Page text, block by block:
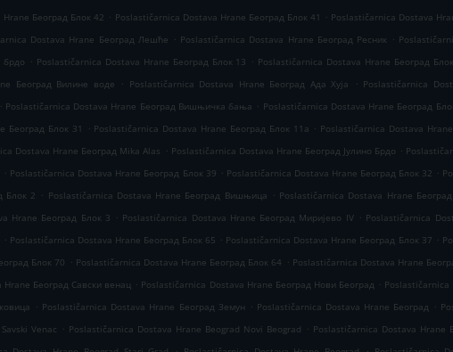
Београд Блок 42 . Poslastičarnica Dostava Hrane Београд Блок 41 . Poslastičarnica Dostava
Dostava Hrane Београд Лешће . Poslastičarnica Dostava Hrane Београд Ресник .
брдо . Poslastičarnica Dostava Hrane Београд Блок 13 . Poslastičarnica Dostava Hrane Београд
Београд Вилине воде . Poslastičarnica Dostava Hrane Београд Ада Хуја . Poslastičarnica
. Poslastičarnica Dostava Hrane Београд Вишњичка бања . Poslastičarnica Dostava Hrane Београд
Београд Блок 31 . Poslastičarnica Dostava Hrane Београд Блок 11а . Poslastičarnica Dostava
Dostava Hrane Београд Mika Alas . Poslastičarnica Dostava Hrane Београд Јулино Брдо .
. Poslastičarnica Dostava Hrane Београд Блок 39 . Poslastičarnica Dostava Hrane Београд Блок 32 .
Блок 2 . Poslastičarnica Dostava Hrane Београд Вишњица . Poslastičarnica Dostava Hrane
Hrane Београд Блок 3 . Poslastičarnica Dostava Hrane Београд Миријево IV . Poslastičarnica
. Poslastičarnica Dostava Hrane Београд Блок 65 . Poslastičarnica Dostava Hrane Београд Блок 37 .
Блок 70 . Poslastičarnica Dostava Hrane Београд Блок 64 . Poslastičarnica Dostava Hrane
Београд Савски венац . Poslastičarnica Dostava Hrane Београд Нови Београд . Poslastičarnica
. Poslastičarnica Dostava Hrane Београд Земун . Poslastičarnica Dostava Hrane Београд .
Venac . Poslastičarnica Dostava Hrane Beograd Novi Beograd . Poslastičarnica Dostava Hrane
. .